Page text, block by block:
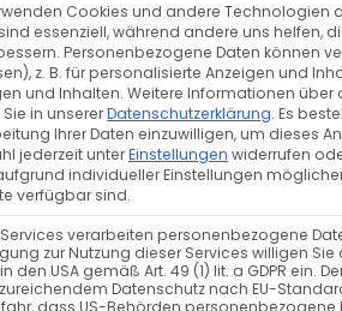
Cookies und andere Technologien
essenziell, während andere uns helfen,
Personenbezogene Daten können
z. B. für personalisierte Anzeigen und
und Inhalten. Weitere Informationen über
in unsererDatenschutzerklärung. Es
Ihrer Daten einzuwilligen, um dieses
jederzeit unterEinstellungen widerrufen
individueller Einstellungen
verfügbar sind.
verarbeiten personenbezogene
zur Nutzung dieser Services willigen
den USA gemäß Art. 49 (1) lit. a GDPR ein.
Datenschutz nach EU-
dass US-Behörden personenbezogene